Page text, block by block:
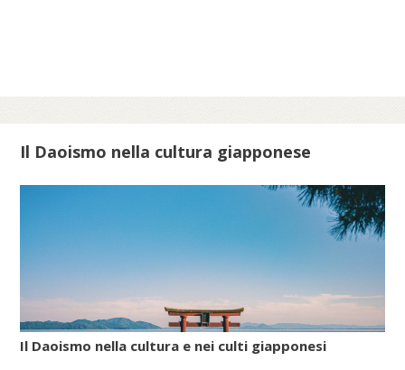
Il Daoismo nella cultura giapponese
Il Daoismo nella cultura e nei culti giapponesi